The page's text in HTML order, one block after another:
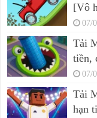
[Vô
07/
Tải
tiền,
07/
Tải
hạn